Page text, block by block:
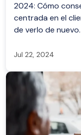
2024: Cómo
centrada en el
de verlo de
Jul 22, 2024